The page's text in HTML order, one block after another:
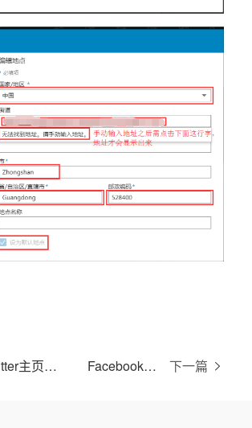
Twitter主页装修步骤 Facebook创建主页攻略 下一篇